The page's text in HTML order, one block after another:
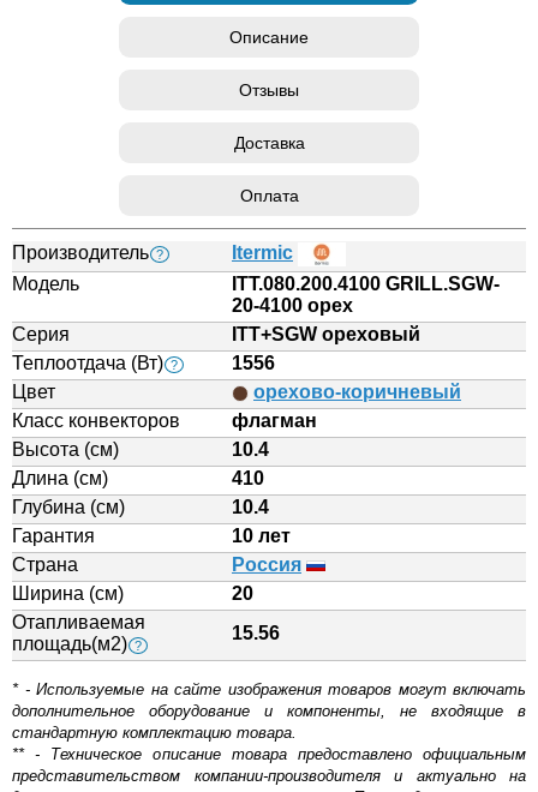
Описание
Отзывы
Доставка
Оплата
Производитель ?
Itermic
Модель
ITT.080.200.4100 GRILL.SGW-
20-4100 орех
Серия
ITT+SGW ореховый
Теплоотдача (Вт) ?
1556
Цвет
орехово-коричневый
Класс конвекторов
флагман
Высота (см)
10.4
Длина (см)
410
Глубина (см)
10.4
Гарантия
10 лет
Страна
Россия
Ширина (см)
20
Отапливаемая
площадь(м2) ?
15.56
* - Используемые на сайте изображения товаров могут включать
дополнительное оборудование и компоненты, не входящие в
стандартную комплектацию товара.
** - Техническое описание товара предоставлено официальным
представительством компании-производителя и актуально на